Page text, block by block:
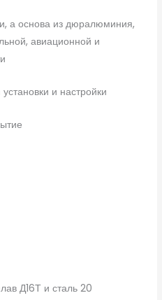
а основа из дюралюминия,
авиационной и
и настройки
Д16Т и сталь 20